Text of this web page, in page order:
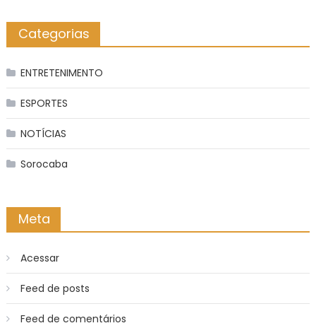
Categorias
ENTRETENIMENTO
ESPORTES
NOTÍCIAS
Sorocaba
Meta
Acessar
Feed de posts
Feed de comentários